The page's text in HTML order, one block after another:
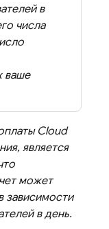
в
числа
ваше
Cloud
является
может
зависимости
в день.